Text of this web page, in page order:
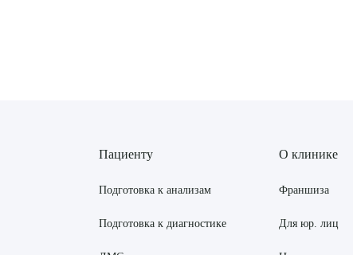
Пациенту
Подготовка к анализам
Подготовка к диагностике
О клинике
Франшиза
Для юр. лиц